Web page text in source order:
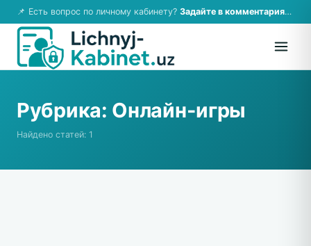
📌 Есть вопрос по личному кабинету? Задайте в комментариях — ответим!
Рубрика: Онлайн-игры
Найдено статей: 1